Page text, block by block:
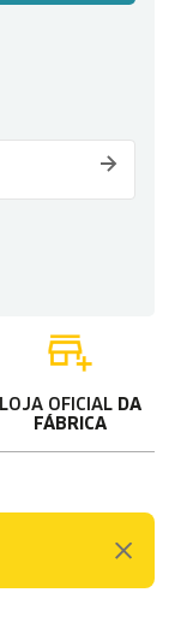
LOJA OFICIAL DA
FÁBRICA